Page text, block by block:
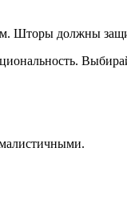
должны